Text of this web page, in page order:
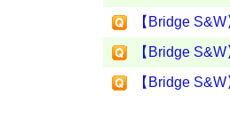
【Bridge
【Bridge
【Bridge